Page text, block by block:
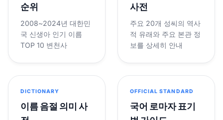
순위
2008~2024년 대한민
국 신생아 인기 이름
TOP 10 변천사
사전
주요 20개 성씨의 역사
적 유래와 주요 본관 정
보를 상세히 안내
DICTIONARY
이름 음절 의미 사
OFFICIAL STANDARD
국어 로마자 표기